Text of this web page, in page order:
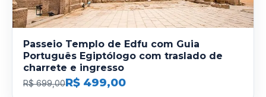
Passeio Templo de Edfu com Guia
Português Egiptólogo com traslado de
charrete e ingresso
R$ 699,00R$ 499,00